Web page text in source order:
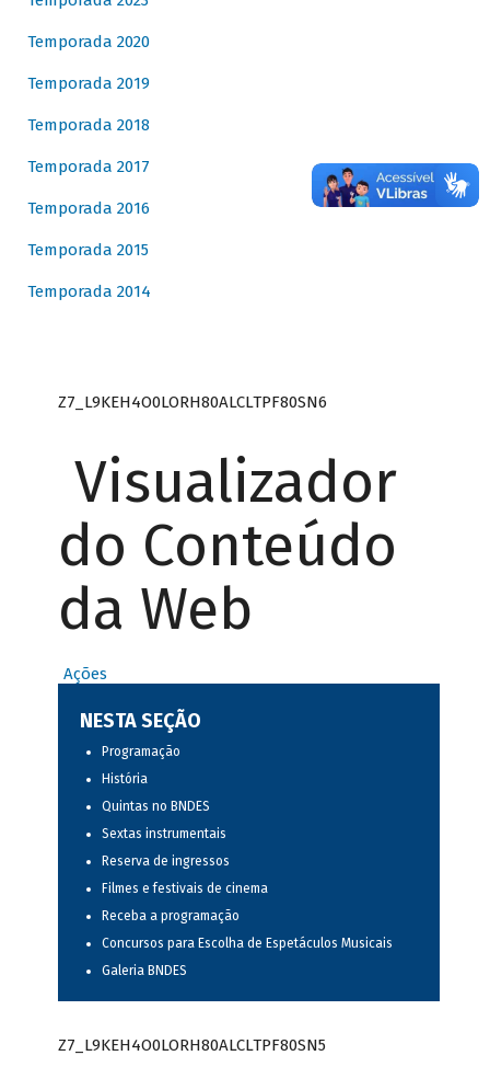
Temporada 2020
Temporada 2019
Temporada 2018
Temporada 2017
Temporada 2016
Temporada 2015
Temporada 2014
Z7_L9KEH4O0LORH80ALCLTPF80SN6
Visualizador
do Conteúdo
da Web
Ações
NESTA SEÇÃO
Programação
História
Quintas no BNDES
Sextas instrumentais
Reserva de ingressos
Filmes e festivais de cinema
Receba a programação
Concursos para Escolha de Espetáculos Musicais
Galeria BNDES
Z7_L9KEH4O0LORH80ALCLTPF80SN5